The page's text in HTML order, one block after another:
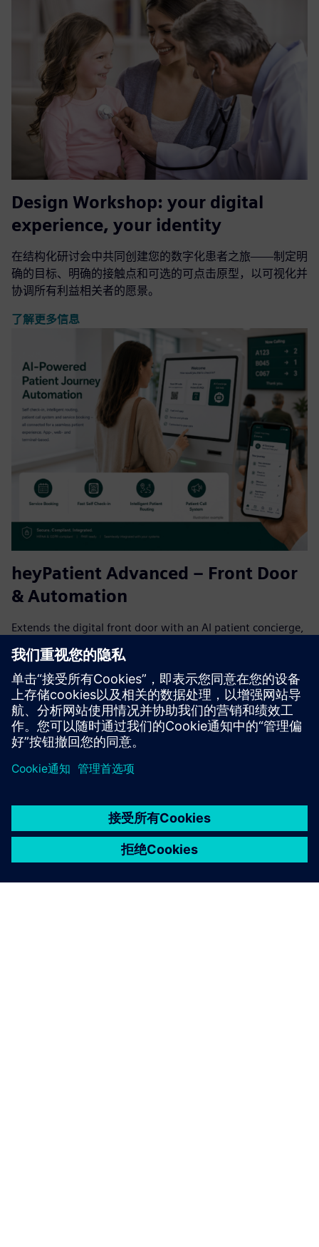
Design Workshop: your digital
experience, your identity
在结构化研讨会中共同创建您的数字化患者之旅——制定明
确的目标、明确的接触点和可选的可点击原型，以可视化并
协调所有利益相关者的愿景。
了解更多信息
heyPatient Advanced – Front Door
& Automation
Extends the digital front door with an AI patient concierge,
web admission, QR self check-in, intelligent patient
routing, patient call systems & integrated service booking.
Automates patient intake, arrival and service coordinati...
了解更多信息